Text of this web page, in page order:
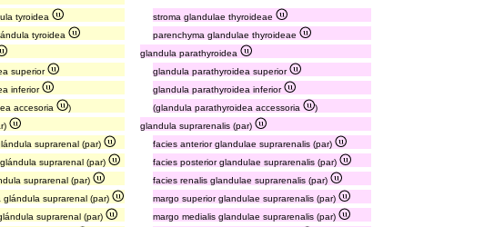
tyroidea
stroma glandulae thyroideae
tyroidea
parenchyma glandulae thyroideae
glandula parathyroidea
superior
glandula parathyroidea superior
inferior
glandula parathyroidea inferior
accesoria ) (glandula parathyroidea accessoria
)
glandula suprarenalis (par)
suprarenal (par)
facies anterior glandulae suprarenalis (par)
suprarenal (par)
facies posterior glandulae suprarenalis (par)
suprarenal (par)
facies renalis glandulae suprarenalis (par)
suprarenal (par)
margo superior glandulae suprarenalis (par)
suprarenal (par)
margo medialis glandulae suprarenalis (par)